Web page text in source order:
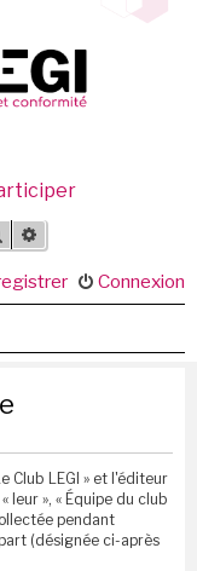
Rechercher
Connexion
Club LEGI » et l'éditeur
leur », « Équipe du club
pendant
(désignée ci-après